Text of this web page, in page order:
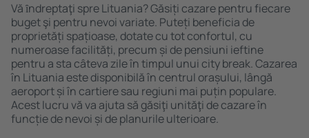
Vă ȋndreptaţi spre Lituania? Găsiți cazare pentru fiecare
buget şi pentru nevoi variate. Puteți beneficia de
proprietăți spațioase, dotate cu tot confortul, cu
numeroase facilități, precum și de pensiuni ieftine
pentru a sta câteva zile în timpul unui city break. Cazarea
în Lituania este disponibilă în centrul orașului, lângă
aeroport și în cartiere sau regiuni mai puțin populare.
Acest lucru vă va ajuta să găsiţi unităţi de cazare în
funcție de nevoi și de planurile ulterioare.